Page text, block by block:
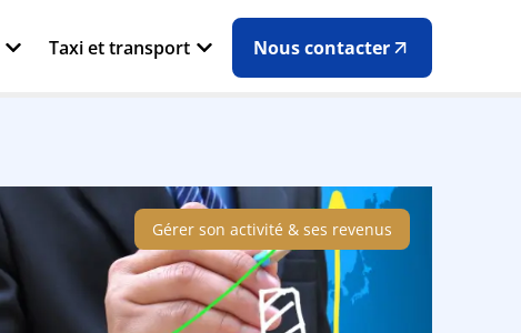
Taxi et transport Nous contacter
Gérer son activité & ses revenus